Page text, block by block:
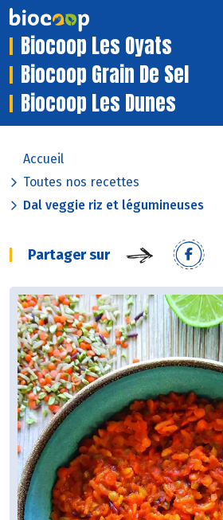
Biocoop Les Oyats
Biocoop Grain De Sel
Biocoop Les Dunes
Accueil
Toutes nos recettes
Dal veggie riz et légumineuses
Partager sur